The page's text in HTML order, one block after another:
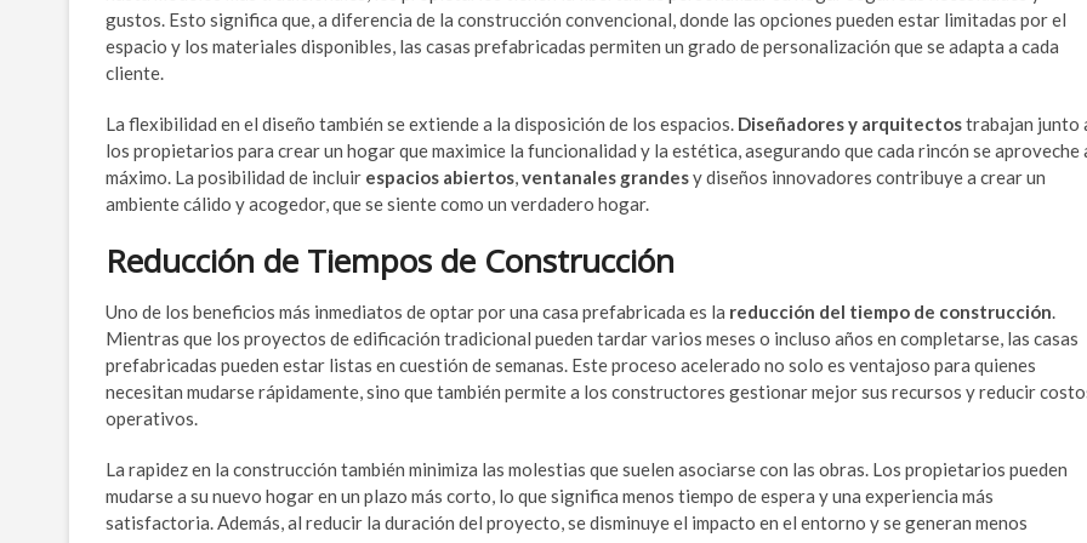
gustos. Esto significa que, a diferencia de la construcción convencional, donde las opciones pueden estar limitadas por el
espacio y los materiales disponibles, las casas prefabricadas permiten un grado de personalización que se adapta a cada
cliente.
La flexibilidad en el diseño también se extiende a la disposición de los espacios. Diseñadores y arquitectostrabajan junto
los propietarios para crear un hogar que maximice la funcionalidad y la estética, asegurando que cada rincón se aproveche
máximo. La posibilidad de incluir espacios abiertos,ventanales grandesy diseños innovadores contribuye a crear un
ambiente cálido y acogedor, que se siente como un verdadero hogar.
Reducción de Tiempos de Construcción
Uno de los beneficios más inmediatos de optar por una casa prefabricada es la reducción del tiempo de construcción.
Mientras que los proyectos de edificación tradicional pueden tardar varios meses o incluso años en completarse, las casas
prefabricadas pueden estar listas en cuestión de semanas. Este proceso acelerado no solo es ventajoso para quienes
necesitan mudarse rápidamente, sino que también permite a los constructores gestionar mejor sus recursos y reducir
operativos.
La rapidez en la construcción también minimiza las molestias que suelen asociarse con las obras. Los propietarios pueden
mudarse a su nuevo hogar en un plazo más corto, lo que significa menos tiempo de espera y una experiencia más
satisfactoria. Además, al reducir la duración del proyecto, se disminuye el impacto en el entorno y se generan menos